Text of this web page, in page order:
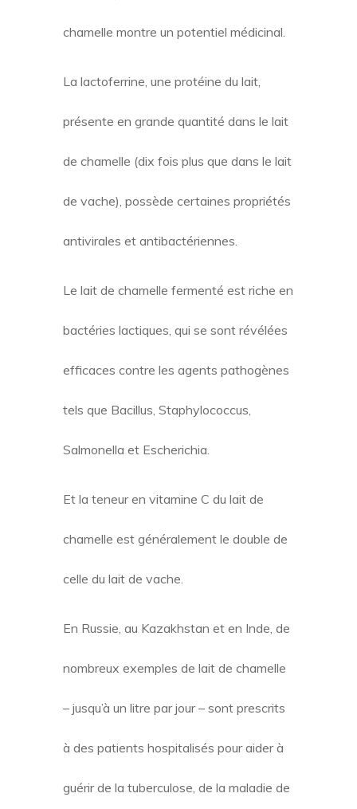
chamelle montre un potentiel médicinal.
La lactoferrine, une protéine du lait,
présente en grande quantité dans le lait
de chamelle (dix fois plus que dans le lait
de vache), possède certaines propriétés
antivirales et antibactériennes.
Le lait de chamelle fermenté est riche en
bactéries lactiques, qui se sont révélées
efficaces contre les agents pathogènes
tels que Bacillus, Staphylococcus,
Salmonella et Escherichia.
Et la teneur en vitamine C du lait de
chamelle est généralement le double de
celle du lait de vache.
En Russie, au Kazakhstan et en Inde, de
nombreux exemples de lait de chamelle
– jusqu’à un litre par jour – sont prescrits
à des patients hospitalisés pour aider à
guérir de la tuberculose, de la maladie de